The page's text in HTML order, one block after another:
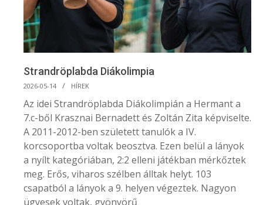
Strandröplabda Diákolimpia
2026-
05-
14
2026-05-14 HÍREK
Az idei Strandröplabda Diákolimpián a Hermant a
7.c-ből Krasznai Bernadett és Zoltán Zita képviselte.
A 2011-2012-ben született tanulók a IV.
korcsoportba voltak beosztva. Ezen belül a lányok
a nyílt kategóriában, 2:2 elleni játékban mérkőztek
meg. Erős, viharos szélben álltak helyt. 103
csapatból a lányok a 9. helyen végeztek. Nagyon
ügyesek voltak, gyönyörű